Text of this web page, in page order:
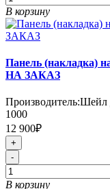
В корзину
Панель (накладка)
НА ЗАКАЗ
Производитель:Шейл
1000
12 900₽
+
-
В корзину